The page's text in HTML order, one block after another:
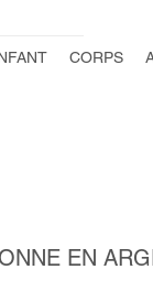
CORPS
EN